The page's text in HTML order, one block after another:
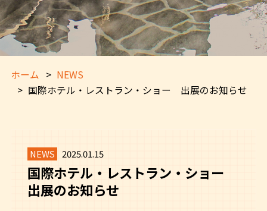
ホーム
NEWS
国際ホテル・レストラン・ショー 出展のお知らせ
NEWS 2025.01.15
国際ホテル・レストラン・ショー
出展のお知らせ